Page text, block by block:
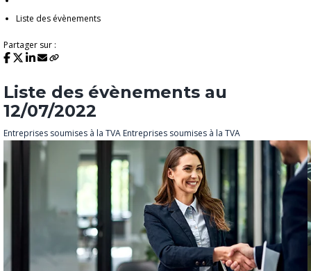
Liste des évènements
Partager sur :
Liste des évènements au
12/07/2022
Entreprises soumises à la TVA Entreprises soumises à la TVA